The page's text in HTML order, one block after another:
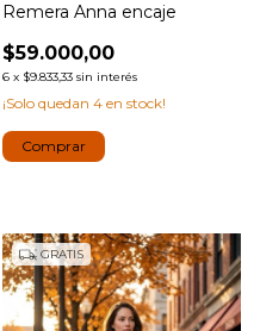
Remera Anna encaje
$59.000,00
6 x $9.833,33 sin interés
¡Solo quedan 4 en stock!
Comprar
GRATIS